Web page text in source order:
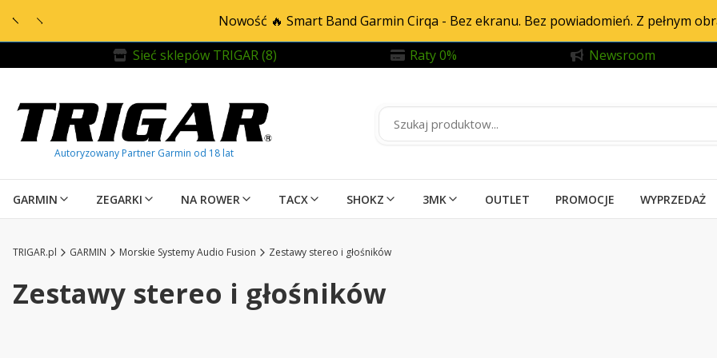
Nowość 🔥 Smart Band Garmin Cirqa - Bez ekranu. Bez powiadomień. Z pełnym
Sieć sklepów TRIGAR (8)
Raty 0% Newsroom
GARMIN ZEGARKI NA ROWER TACX SHOKZ 3MK OUTLET PROMOCJE WYPRZEDAŻ
TRIGAR.pl GARMIN Morskie Systemy Audio Fusion Zestawy stereo i głośników
Zestawy stereo i głośników